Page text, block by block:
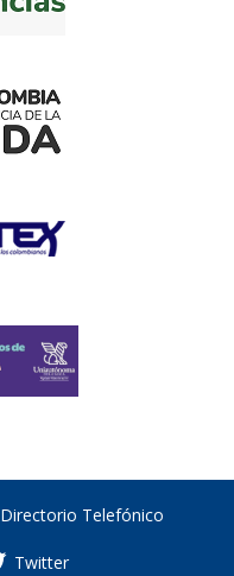
Directorio Telefónico
Twitter